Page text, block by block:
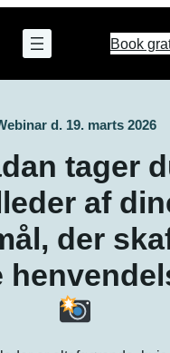
Book
d. 19. marts 2026
tager
af
der